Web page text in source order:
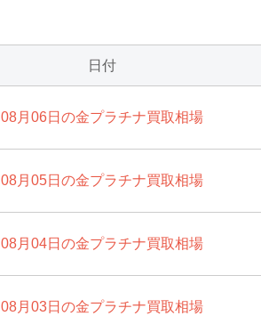
日付
08月06日の金プラチナ買取相場
08月05日の金プラチナ買取相場
08月04日の金プラチナ買取相場
08月03日の金プラチナ買取相場